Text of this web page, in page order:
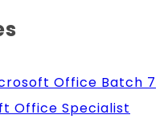
Office Batch 7
Office Specialist